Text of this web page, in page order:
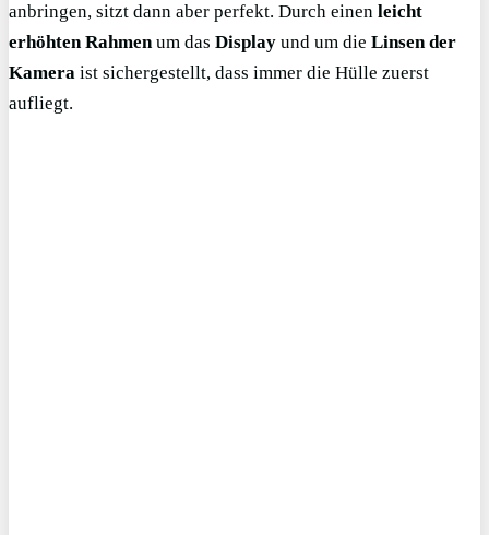
anbringen, sitzt dann aber perfekt. Durch einen leicht
erhöhten Rahmenum das Display und um die Linsen der
Kamera ist sichergestellt, dass immer die Hülle zuerst
aufliegt.